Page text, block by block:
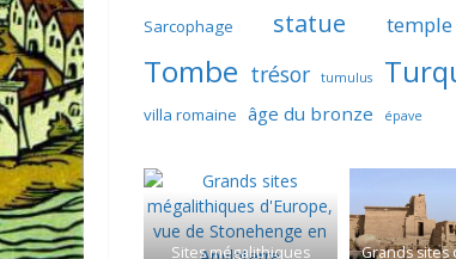
Sarcophage statue temple
Tombe trésor tumulus
villa romaine âge du bronze épave
Sites mégalithiques
Grands sites